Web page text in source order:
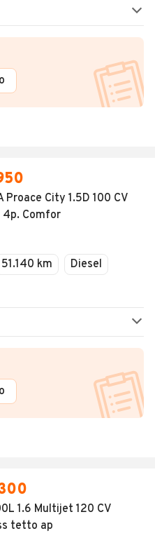
Proace City 1.5D 100 CV
4p. Comfor
51.140 km
Diesel
1.6 Multijet 120 CV
tetto ap